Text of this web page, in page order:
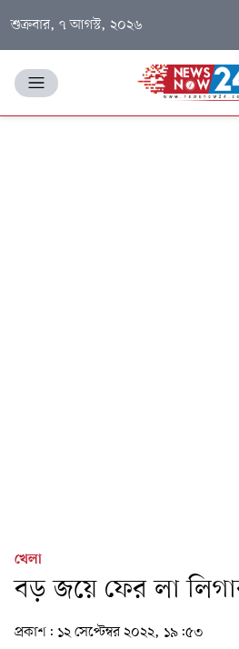
শুক্রবার, ৭ আগস্ট, ২০২৬
খেলা
বড় জয়ে ফের লা
প্রকাশ: ১২ সেপ্টেম্বর ২০২২, ১৯:৫৩